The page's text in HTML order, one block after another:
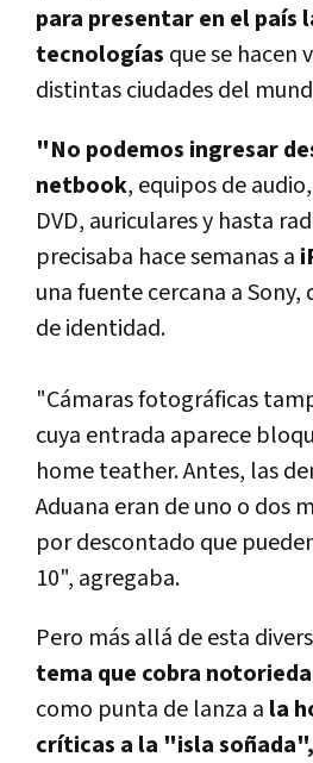
para presentar en el país
tecnologías que se hacen
distintas ciudades del
"No podemos ingresar
netbook, equipos de
DVD, auriculares y hasta
precisaba hace semanas a
una fuente cercana a Sony,
de identidad.
"Cámaras fotográficas
cuya entrada aparece
home teather. Antes, las
Aduana eran de uno o dos
por descontado que
10", agregaba.
Pero más allá de esta
tema que cobra
como punta de lanza a la
críticas a la "isla soñada",